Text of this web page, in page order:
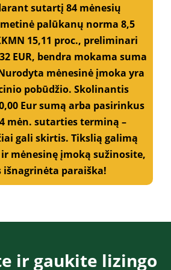
sutartį 84 mėnesių
palūkanų norma 8,5
15,11 proc., preliminari
EUR, bendra mokama suma
Nurodyta mėnesinė įmoka yra
pobūdžio. Skolinantis
Eur sumą arba pasirinkus
mėn. sutarties terminą –
gali skirtis. Tikslią galimą
mėnesinę įmoką sužinosite,
išnagrinėta paraiška!
ir gaukite lizingo